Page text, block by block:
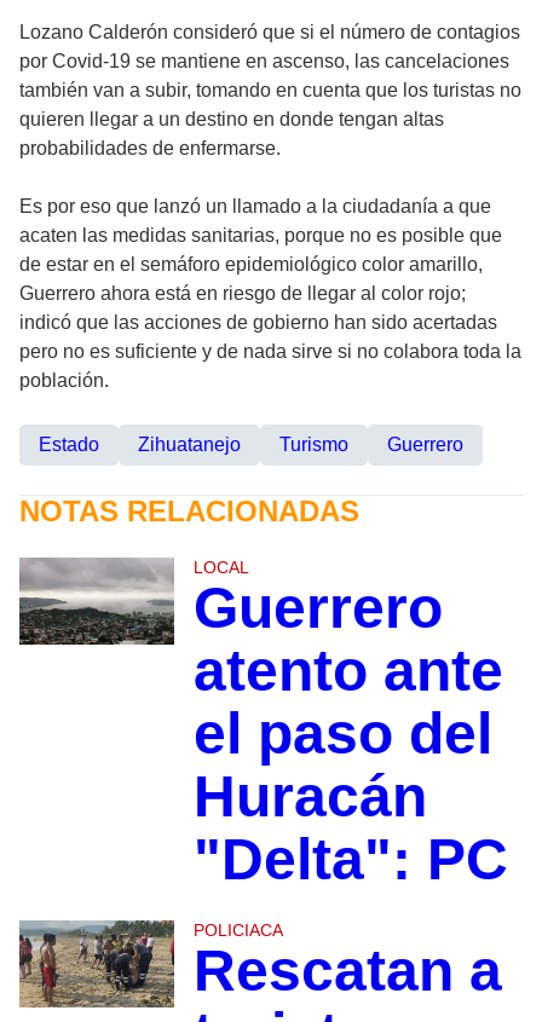
Lozano Calderón consideró que si el número de contagios
por Covid-19 se mantiene en ascenso, las cancelaciones
también van a subir, tomando en cuenta que los turistas no
quieren llegar a un destino en donde tengan altas
probabilidades de enfermarse.
Es por eso que lanzó un llamado a la ciudadanía a que
acaten las medidas sanitarias, porque no es posible que
de estar en el semáforo epidemiológico color amarillo,
Guerrero ahora está en riesgo de llegar al color rojo;
indicó que las acciones de gobierno han sido acertadas
pero no es suficiente y de nada sirve si no colabora toda la
población.
Estado Zihuatanejo Turismo Guerrero
NOTAS RELACIONADAS
LOCAL
Guerrero
atento ante
el paso del
Huracán
"Delta": PC
POLICIACA
Rescatan a